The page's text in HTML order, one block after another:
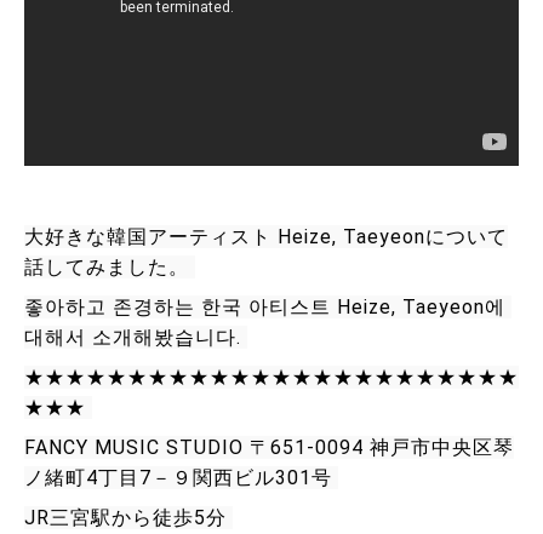
大好きな韓国アーティスト Heize, Taeyeonについて
話してみました。
좋아하고 존경하는 한국 아티스트 Heize, Taeyeon에
대해서 소개해봤습니다.
★★★★★★★★★★★★★★★★★★★★★★★★
★★★
FANCY MUSIC STUDIO 〒651-0094 神戸市中央区琴
ノ緒町4丁目7－９関西ビル301号
JR三宮駅から徒歩5分